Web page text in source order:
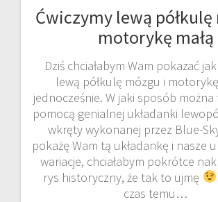
Ćwiczymy lewą półkulę
motorykę małą
Dziś chciałabym Wam pokazać
lewą półkulę mózgu i motorykę
jednocześnie. W jaki sposób
pomocą genialnej układanki
wkręty wykonanej przez Blue-
pokażę Wam tą układankę i nasze
wariacje, chciałabym pokrótce
rys historyczny, że tak to ujmę
czas temu…